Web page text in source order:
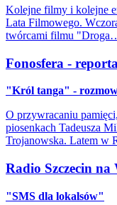
Kolejne filmy i kolejne
Lata Filmowego.
twórcami filmu
Fonosfera -
"Król tanga" -
O przywracaniu
piosenkach Tadeusza
Trojanowska. Latem w
Radio Szczecin na
"SMS dla lokalsów"